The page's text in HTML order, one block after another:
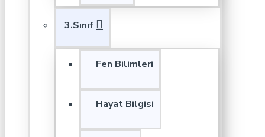
3.Sınıf
Fen Bilimleri
Hayat Bilgisi